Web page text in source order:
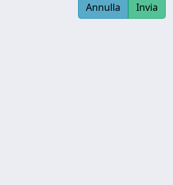
Annulla Invia